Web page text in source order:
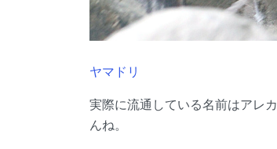
ヤマドリ
実際に流通している名前はアレ
んね。